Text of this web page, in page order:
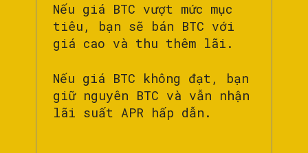
Nếu giá BTC vượt mức mục
tiêu, bạn sẽ bán BTC với
giá cao và thu thêm lãi.
Nếu giá BTC không đạt, bạn
giữ nguyên BTC và vẫn nhận
lãi suất APR hấp dẫn.